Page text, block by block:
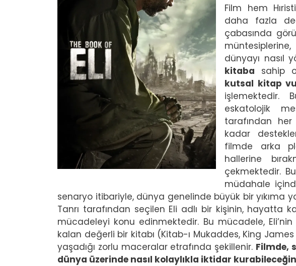
Film hem
daha fazla
çabasında
dünyayı nasıl
kitaba sahip
kutsal kitap
işlemektedir.
eskatolojik
tarafından
kadar
filmde arka
hallerine
çekmektedir.
müdahale
senaryo itibariyle, dünya genelinde büyük bir yıkıma
Tanrı tarafından seçilen Eli adlı bir kişinin, hayatta
mücadeleyi konu edinmektedir. Bu mücadele,
kalan değerli bir kitabı (Kitab-ı Mukaddes, King
yaşadığı zorlu maceralar etrafında şekillenir. Filmde,
dünya üzerinde nasıl kolaylıkla iktidar